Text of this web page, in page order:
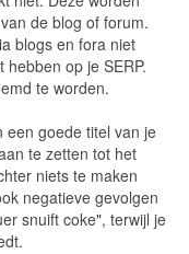
de blog of forum.
blogs en fora niet
op je SERP.
te worden.
een goede titel van je
te zetten tot het
niets te maken
negatieve gevolgen
snuift coke", terwijl je